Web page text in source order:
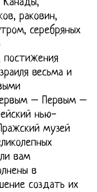
Канады,
раковин,
серебряных
постижения
весьма и
– Первым –
нью-
музей
вам
в
создать их